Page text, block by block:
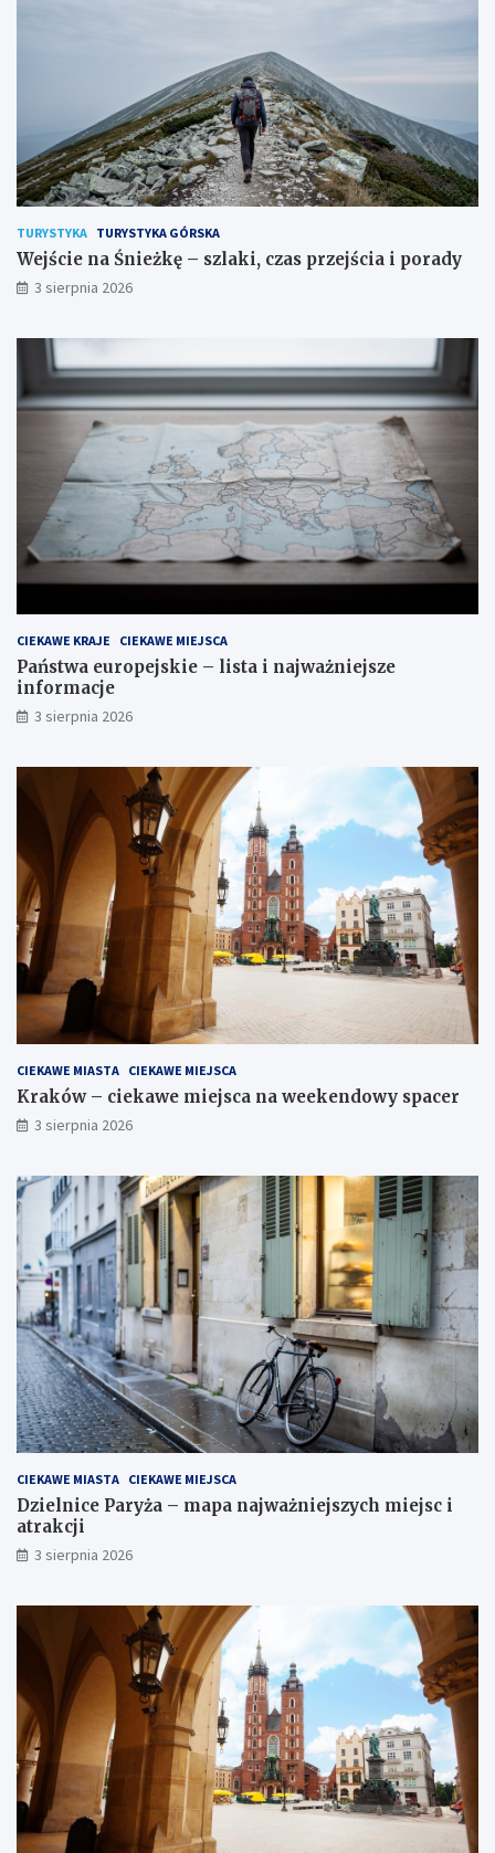
TURYSTYKA TURYSTYKA GÓRSKA
Wejście na Śnieżkę – szlaki, czas przejścia i porady
3 sierpnia 2026
CIEKAWE KRAJE CIEKAWE MIEJSCA
Państwa europejskie – lista i najważniejsze
informacje
3 sierpnia 2026
CIEKAWE MIASTA CIEKAWE MIEJSCA
Kraków – ciekawe miejsca na weekendowy spacer
3 sierpnia 2026
CIEKAWE MIASTA CIEKAWE MIEJSCA
Dzielnice Paryża – mapa najważniejszych miejsc i
atrakcji
3 sierpnia 2026